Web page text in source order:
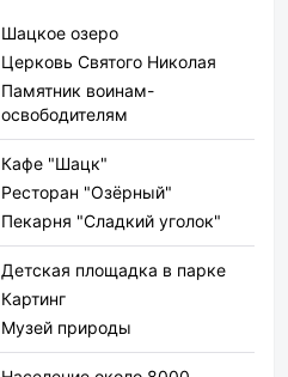
Шацкое озеро
Церковь Святого Николая
Памятник воинам-
освободителям
Кафе "Шацк"
Ресторан "Озёрный"
Пекарня "Сладкий уголок"
Детская площадка в парке
Картинг
Музей природы